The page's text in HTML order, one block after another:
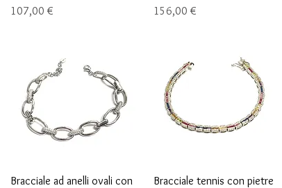
Precio
107,00 €
Precio
156,00 €
Vista rápida
Bracciale ad anelli ovali con
Vista rápida
Bracciale tennis con pietre